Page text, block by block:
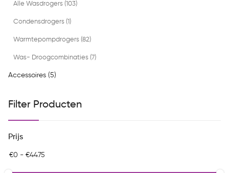
Alle Wasdrogers (103)
Condensdrogers (1)
Warmtepompdrogers (82)
Was- Droogcombinaties (7)
Accessoires (5)
Filter Producten
Prijs